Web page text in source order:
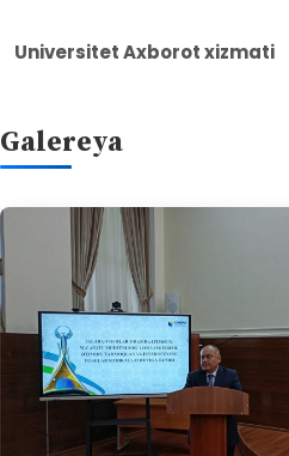
Universitet Axborot xizmati
Galereya